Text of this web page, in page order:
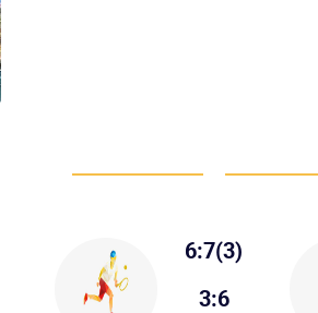
6:7(3)
3:6